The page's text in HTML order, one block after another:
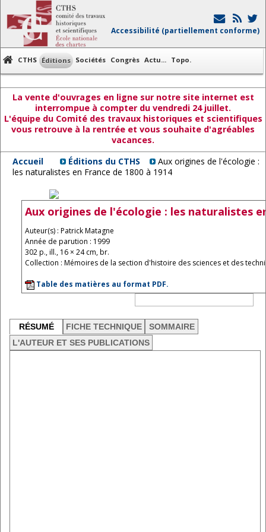
Accessibilité (partiellement conforme)
CTHS Éditions Sociétés Congrès Actu... Topo.
La vente d'ouvrages en ligne sur notre site internet est
interrompue à compter du vendredi 24 juillet.
L'équipe du Comité des travaux historiques et scientifiques
vous retrouve à la rentrée et vous souhaite d'agréables
vacances.
Accueil
Éditions du CTHS
Aux origines de l'écologie :
les naturalistes en France de 1800 à 1914
Aux origines de l'écologie : les naturalistes
Auteur(s) : Patrick Matagne
Année de parution : 1999
302 p., ill., 16 × 24 cm, br.
Collection : Mémoires de la section d'histoire des sciences et des
Table des matières au format PDF.
RÉSUMÉ FICHE TECHNIQUE
SOMMAIRE
L'AUTEUR ET SES PUBLICATIONS